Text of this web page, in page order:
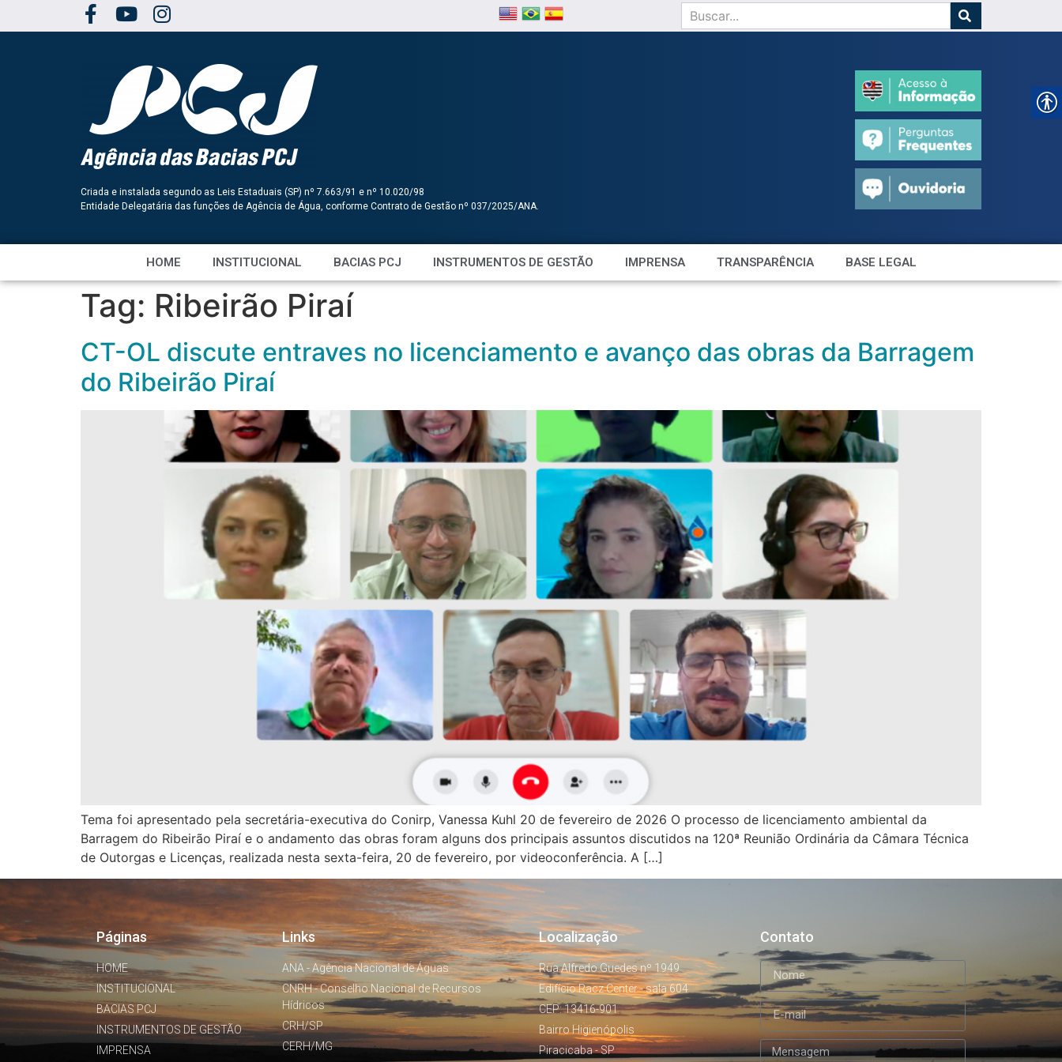
Criada e instalada segundo as Leis Estaduais (SP) nº 7.663/91 e nº 10.020/98
Entidade Delegatária das funções de Agência de Água, conforme Contrato de Gestão nº 037/2025/ANA.
HOME INSTITUCIONAL BACIAS PCJ INSTRUMENTOS DE GESTÃO IMPRENSA TRANSPARÊNCIA BASE LEGAL
Tag: Ribeirão Piraí
CT-OL discute entraves no licenciamento e avanço das obras da Barragem
do Ribeirão Piraí
Tema foi apresentado pela secretária-executiva do Conirp, Vanessa Kuhl 20 de fevereiro de 2026 O processo de licenciamento ambiental da
Barragem do Ribeirão Piraí e o andamento das obras foram alguns dos principais assuntos discutidos na 120ª Reunião Ordinária da Câmara Técnica
de Outorgas e Licenças, realizada nesta sexta-feira, 20 de fevereiro, por videoconferência. A […]
Páginas
HOME
INSTITUCIONAL
BACIAS PCJ
INSTRUMENTOS DE GESTÃO
IMPRENSA
Links
ANA - Agência Nacional de Águas
CNRH - Conselho Nacional de Recursos
Hídricos
CRH/SP
CERH/MG
Localização
Rua Alfredo Guedes nº 1949
Edifício Racz Center - sala 604
CEP: 13416-901
Bairro Higienópolis
Piracicaba - SP
Contato